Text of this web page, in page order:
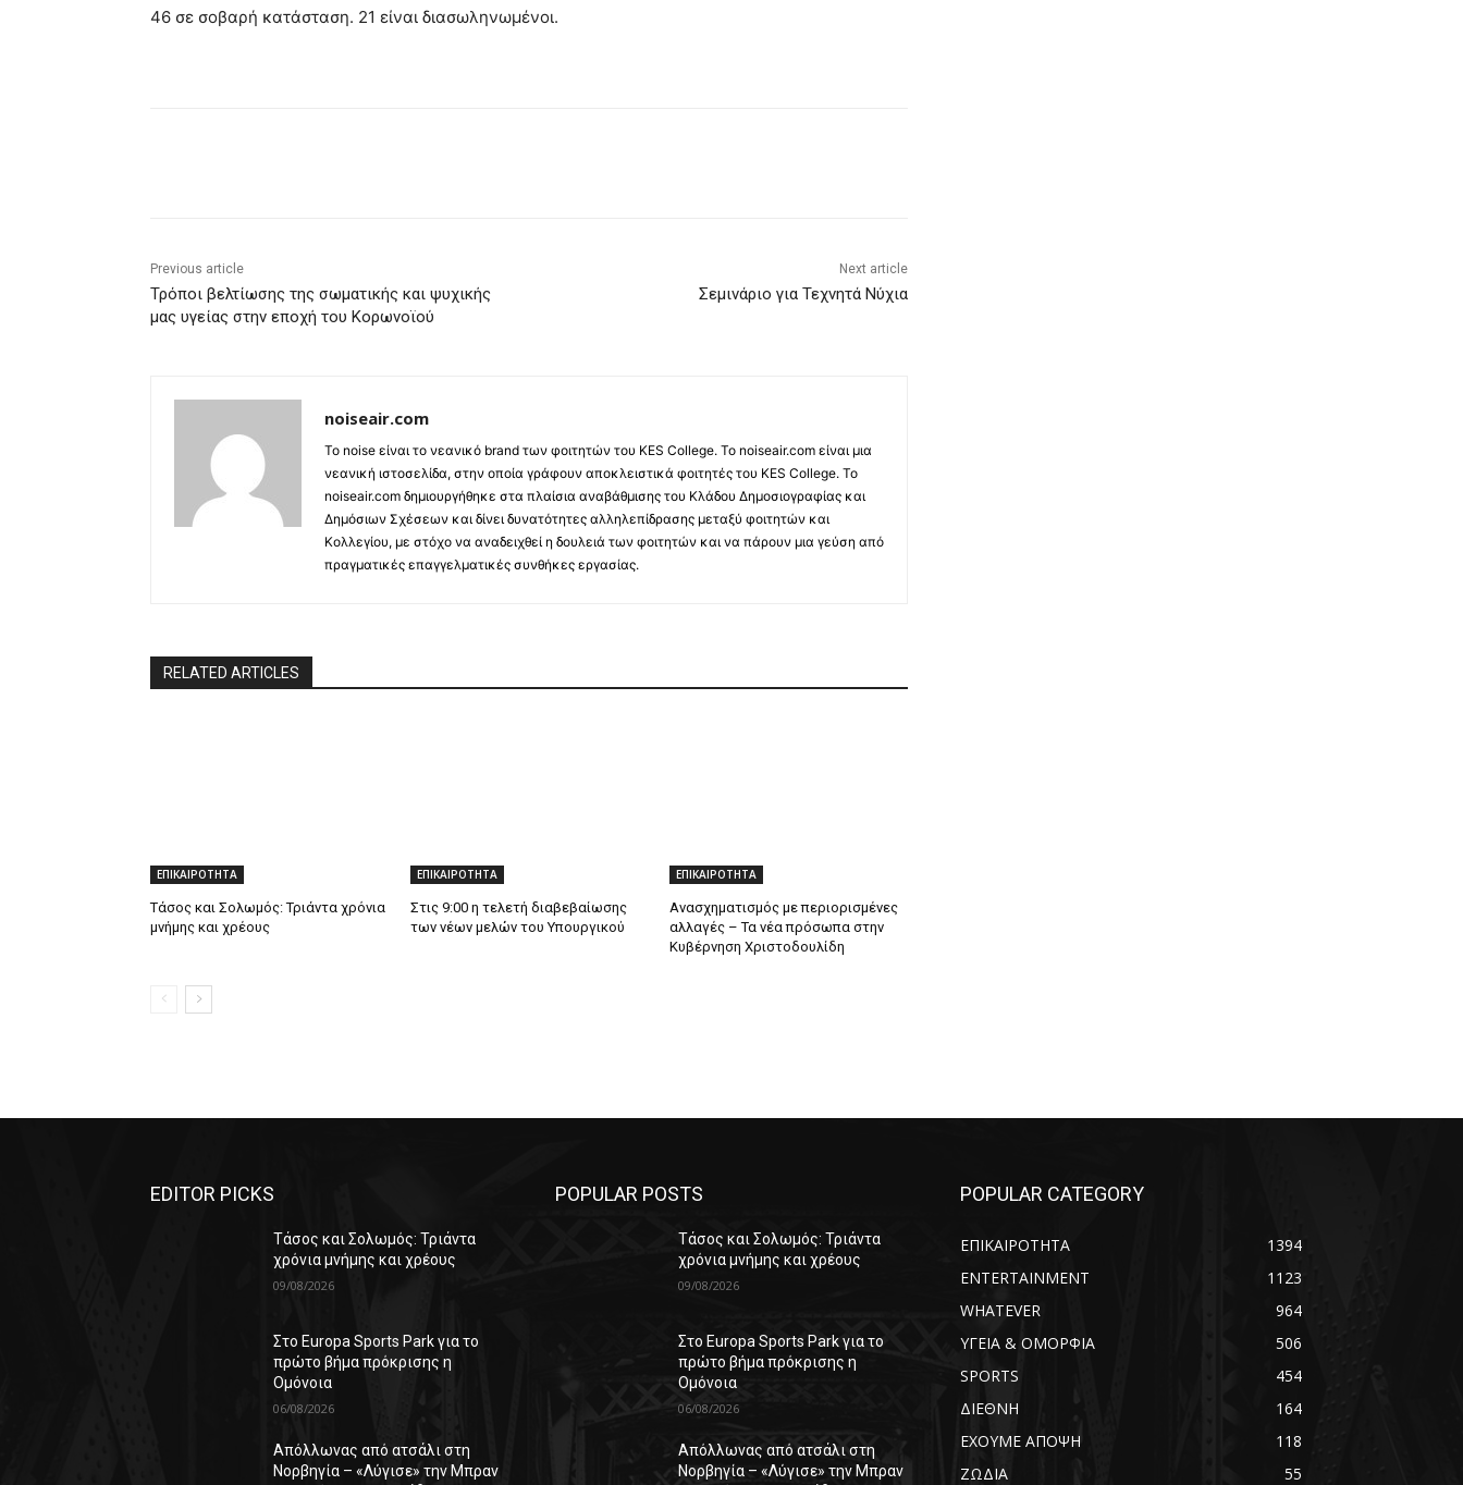
46 σε σοβαρή κατάσταση. 21 είναι διασωληνωμένοι.
Previous article
Τρόποι βελτίωσης της σωματικής και ψυχικής
μας υγείας στην εποχή του Κορωνοϊού
Next article
Σεμινάριο για Τεχνητά Νύχια
noiseair.com
Το noise είναι το νεανικό brand των φοιτητών του KES College. Το noiseair.com είναι μια
νεανική ιστοσελίδα, στην οποία γράφουν αποκλειστικά φοιτητές του KES College. Το
noiseair.com δημιουργήθηκε στα πλαίσια αναβάθμισης του Κλάδου Δημοσιογραφίας και
Δημόσιων Σχέσεων και δίνει δυνατότητες αλληλεπίδρασης μεταξύ φοιτητών και
Κολλεγίου, με στόχο να αναδειχθεί η δουλειά των φοιτητών και να πάρουν μια γεύση από
πραγματικές επαγγελματικές συνθήκες εργασίας.
RELATED ARTICLES
ΕΠΙΚΑΙΡΟΤΗΤΑ
Τάσος και Σολωμός: Τριάντα χρόνια
μνήμης και χρέους
ΕΠΙΚΑΙΡΟΤΗΤΑ
Στις 9:00 η τελετή διαβεβαίωσης
των νέων μελών του Υπουργικού
ΕΠΙΚΑΙΡΟΤΗΤΑ
Ανασχηματισμός με περιορισμένες
αλλαγές – Τα νέα πρόσωπα στην
Κυβέρνηση Χριστοδουλίδη
EDITOR PICKS
Τάσος και Σολωμός: Τριάντα
χρόνια μνήμης και χρέους
09/08/2026
Στο Europa Sports Park για το
πρώτο βήμα πρόκρισης η
Ομόνοια
06/08/2026
Απόλλωνας από ατσάλι στη
Νορβηγία – «Λύγισε» την Μπραν
POPULAR POSTS
Τάσος και Σολωμός: Τριάντα
χρόνια μνήμης και χρέους
09/08/2026
Στο Europa Sports Park για το
πρώτο βήμα πρόκρισης η
Ομόνοια
06/08/2026
Απόλλωνας από ατσάλι στη
Νορβηγία – «Λύγισε» την Μπραν
POPULAR CATEGORY
ΕΠΙΚΑΙΡΟΤΗΤΑ
1394
ENTERTAINMENT
1123
WHATEVER
964
ΥΓΕΙΑ & ΟΜΟΡΦΙΑ
506
SPORTS
454
ΔΙΕΘΝΗ
164
ΕΧΟΥΜΕ ΑΠΟΨΗ
118
ΖΩΔΙΑ
55